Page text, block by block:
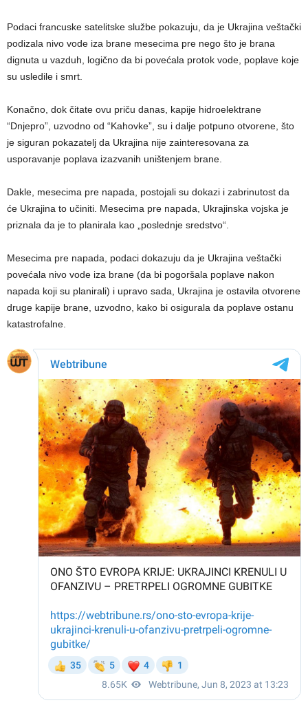
Podaci francuske satelitske službe pokazuju, da je Ukrajina veštački
podizala nivo vode iza brane mesecima pre nego što je brana
dignuta u vazduh, logično da bi povećala protok vode, poplave koje
su usledile i smrt.
Konačno, dok čitate ovu priču danas, kapije hidroelektrane
“Dnjepro”, uzvodno od “Kahovke”, su i dalje potpuno otvorene, što
je siguran pokazatelj da Ukrajina nije zainteresovana za
usporavanje poplava izazvanih uništenjem brane.
Dakle, mesecima pre napada, postojali su dokazi i zabrinutost da
će Ukrajina to učiniti. Mesecima pre napada, Ukrajinska vojska je
priznala da je to planirala kao „poslednje sredstvo“.
Mesecima pre napada, podaci dokazuju da je Ukrajina veštački
povećala nivo vode iza brane (da bi pogoršala poplave nakon
napada koji su planirali) i upravo sada, Ukrajina je ostavila otvorene
druge kapije brane, uzvodno, kako bi osigurala da poplave ostanu
katastrofalne.